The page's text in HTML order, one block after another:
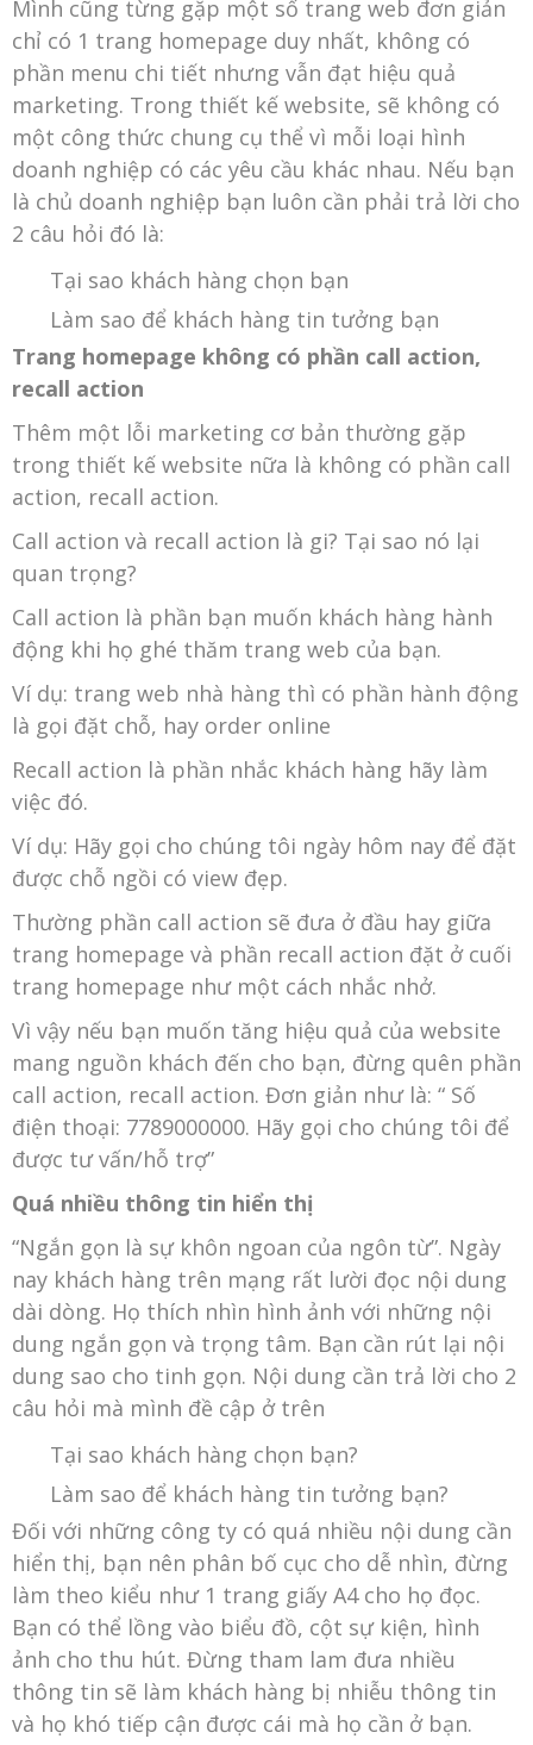
Mình cũng từng gặp một số trang web đơn giản
chỉ có 1 trang homepage duy nhất, không có
phần menu chi tiết nhưng vẫn đạt hiệu quả
marketing. Trong thiết kế website, sẽ không có
một công thức chung cụ thể vì mỗi loại hình
doanh nghiệp có các yêu cầu khác nhau. Nếu bạn
là chủ doanh nghiệp bạn luôn cần phải trả lời cho
2 câu hỏi đó là:
Tại sao khách hàng chọn bạn
Làm sao để khách hàng tin tưởng bạn
Trang homepage không có phần call action,
recall action
Thêm một lỗi marketing cơ bản thường gặp
trong thiết kế website nữa là không có phần call
action, recall action.
Call action và recall action là gi? Tại sao nó lại
quan trọng?
Call action là phần bạn muốn khách hàng hành
động khi họ ghé thăm trang web của bạn.
Ví dụ: trang web nhà hàng thì có phần hành động
là gọi đặt chỗ, hay order online
Recall action là phần nhắc khách hàng hãy làm
việc đó.
Ví dụ: Hãy gọi cho chúng tôi ngày hôm nay để đặt
được chỗ ngồi có view đẹp.
Thường phần call action sẽ đưa ở đầu hay giữa
trang homepage và phần recall action đặt ở cuối
trang homepage như một cách nhắc nhở.
Vì vậy nếu bạn muốn tăng hiệu quả của website
mang nguồn khách đến cho bạn, đừng quên phần
call action, recall action. Đơn giản như là: “ Số
điện thoại: 7789000000. Hãy gọi cho chúng tôi để
được tư vấn/hỗ trợ”
Quá nhiều thông tin hiển thị
“Ngắn gọn là sự khôn ngoan của ngôn từ”. Ngày
nay khách hàng trên mạng rất lười đọc nội dung
dài dòng. Họ thích nhìn hình ảnh với những nội
dung ngắn gọn và trọng tâm. Bạn cần rút lại nội
dung sao cho tinh gọn. Nội dung cần trả lời cho 2
câu hỏi mà mình đề cập ở trên
Tại sao khách hàng chọn bạn?
Làm sao để khách hàng tin tưởng bạn?
Đối với những công ty có quá nhiều nội dung cần
hiển thị, bạn nên phân bố cục cho dễ nhìn, đừng
làm theo kiểu như 1 trang giấy A4 cho họ đọc.
Bạn có thể lồng vào biểu đồ, cột sự kiện, hình
ảnh cho thu hút. Đừng tham lam đưa nhiều
thông tin sẽ làm khách hàng bị nhiễu thông tin
và họ khó tiếp cận được cái mà họ cần ở bạn.